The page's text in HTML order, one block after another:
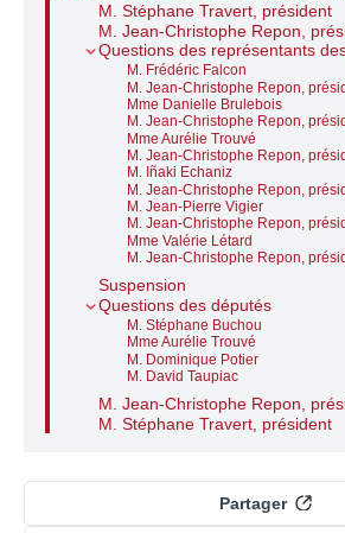
M. Stéphane Travert, président
M. Jean-Christophe Repon,
Questions des représentants
M. Frédéric Falcon
M. Jean-Christophe Repon,
Mme Danielle Brulebois
M. Jean-Christophe Repon,
Mme Aurélie Trouvé
M. Jean-Christophe Repon,
M. Iñaki Echaniz
M. Jean-Christophe Repon,
M. Jean-Pierre Vigier
M. Jean-Christophe Repon,
Mme Valérie Létard
M. Jean-Christophe Repon,
Suspension
Questions des députés
M. Stéphane Buchou
Mme Aurélie Trouvé
M. Dominique Potier
M. David Taupiac
M. Jean-Christophe Repon,
M. Stéphane Travert, président
Partager